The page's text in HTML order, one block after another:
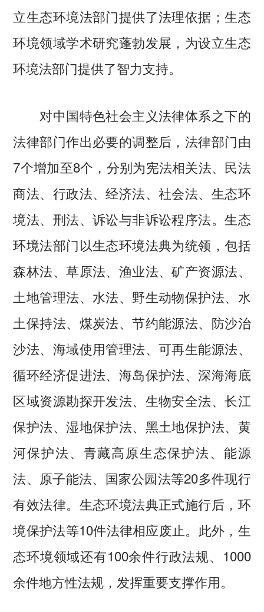
立生态环境法部门提供了法理依据；生态
环境领域学术研究蓬勃发展，为设立生态
环境法部门提供了智力支持。
对中国特色社会主义法律体系之下的
法律部门作出必要的调整后，法律部门由
7个增加至8个，分别为宪法相关法、民法
商法、行政法、经济法、社会法、生态环
境法、刑法、诉讼与非诉讼程序法。生态
环境法部门以生态环境法典为统领，包括
森林法、草原法、渔业法、矿产资源法、
土地管理法、水法、野生动物保护法、水
土保持法、煤炭法、节约能源法、防沙治
沙法、海域使用管理法、可再生能源法、
循环经济促进法、海岛保护法、深海海底
区域资源勘探开发法、生物安全法、长江
保护法、湿地保护法、黑土地保护法、黄
河保护法、青藏高原生态保护法、能源
法、原子能法、国家公园法等20多件现行
有效法律。生态环境法典正式施行后，环
境保护法等10件法律相应废止。此外，生
态环境领域还有100余件行政法规、1000
余件地方性法规，发挥重要支撑作用。